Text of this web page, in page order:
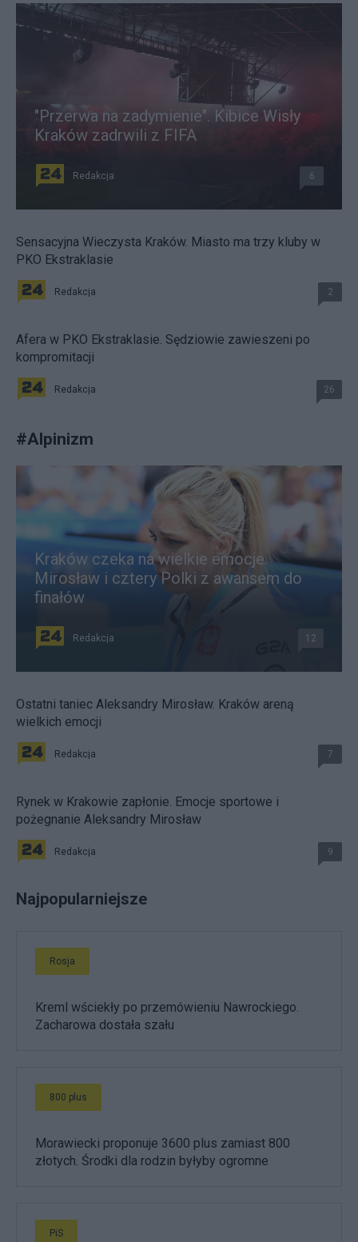
"Przerwa na zadymienie". Kibice Wisły
Kraków zadrwili z FIFA
Redakcja 6
Sensacyjna Wieczysta Kraków. Miasto ma trzy kluby w
PKO Ekstraklasie
Redakcja 2
Afera w PKO Ekstraklasie. Sędziowie zawieszeni po
kompromitacji
Redakcja 26
#Alpinizm
Kraków czeka na wielkie emocje.
Mirosław i cztery Polki z awansem do
finałów
Redakcja 12
Ostatni taniec Aleksandry Mirosław. Kraków areną
wielkich emocji
Redakcja 7
Rynek w Krakowie zapłonie. Emocje sportowe i
pożegnanie Aleksandry Mirosław
Redakcja 9
Najpopularniejsze
Rosja
Kreml wściekły po przemówieniu Nawrockiego.
Zacharowa dostała szału
800 plus
Morawiecki proponuje 3600 plus zamiast 800
złotych. Środki dla rodzin byłyby ogromne
PiS